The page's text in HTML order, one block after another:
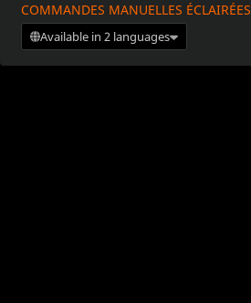
COMMANDES MANUELLES ÉCLAIRÉES
Available in 2 languages